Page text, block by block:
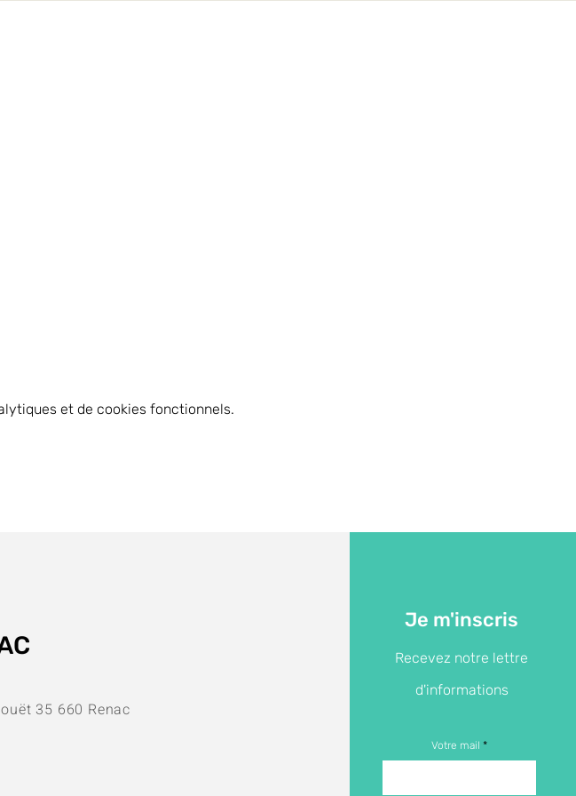
et de cookies fonctionnels.
35 660 Renac
Je m'inscris
Recevez notre lettre
d'informations
Votre mail